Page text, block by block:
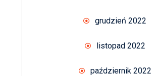
grudzień 2022
listopad 2022
październik 2022